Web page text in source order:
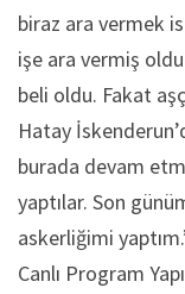
biraz ara vermek
işe ara vermiş
beli oldu. Fakat
Hatay
burada devam
yaptılar. Son
askerliğimi
Canlı Program